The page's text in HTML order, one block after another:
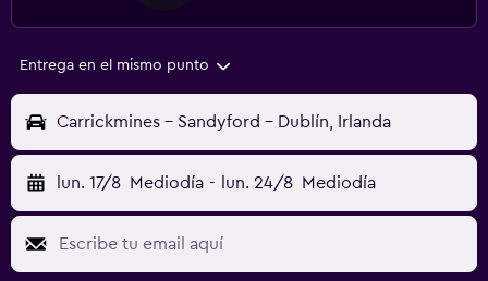
Entrega en el mismo punto
Carrickmines - Sandyford - Dublín, Irlanda
lun. 17/8 Mediodía - lun. 24/8 Mediodía